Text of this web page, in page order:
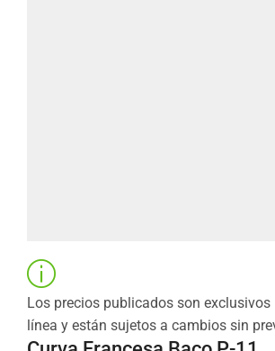
Los precios publicados son exclusivos
línea y están sujetos a cambios sin